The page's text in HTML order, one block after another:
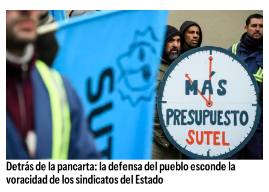
Detrás de la pancarta: la defensa del pueblo esconde la
voracidad de los sindicatos del Estado